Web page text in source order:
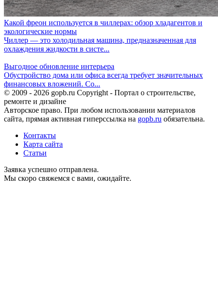
Какой фреон используется в чиллерах: обзор хладагентов и
экологические нормы
Чиллер — это холодильная машина, предназначенная для
охлаждения жидкости в систе...
Выгодное обновление интерьера
Обустройство дома или офиса всегда требует значительных
финансовых вложений. Со...
© 2009 - 2026 gopb.ru Copyright - Портал о строительстве,
ремонте и дизайне
Авторское право. При любом использовании материалов
сайта, прямая активная гиперссылка на gopb.ru обязательна.
Контакты
Карта сайта
Статьи
Заявка успешно отправлена.
Мы скоро свяжемся с вами, ожидайте.